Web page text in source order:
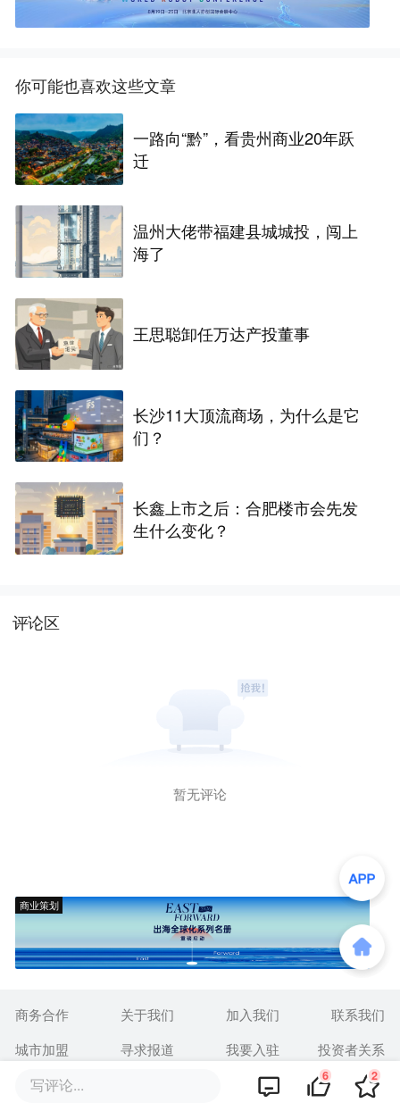
你可能也喜欢这些文章
一路向“黔”，看贵州商业20年跃
迁
温州大佬带福建县城城投，闯上
海了
王思聪卸任万达产投董事
长沙11大顶流商场，为什么是它
们？
长鑫上市之后：合肥楼市会先发
生什么变化？
评论区
暂无评论
商业策划
写评论... 6 2
商务合作 关于我们 加入我们
联系我们
城市加盟
寻求报道 我要入驻 投资者关系
违法和不良信息、未成年人保护举报电话：010-89650707